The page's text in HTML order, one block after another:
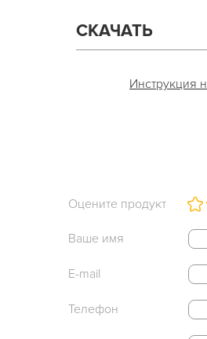
СКАЧАТЬ
Инструкция
Оцените продукт
Ваше имя
E-mail
Телефон